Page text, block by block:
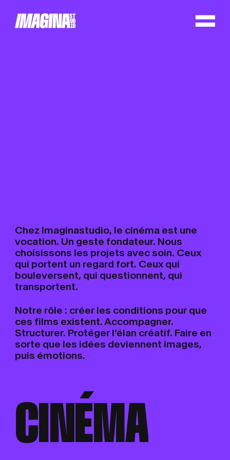
CI
A
Chez Imaginastudio, le cinéma est une
vocation. Un geste fondateur. Nous
choisissons les projets avec soin. Ceux
qui portent un regard fort. Ceux qui
bouleversent, qui questionnent, qui
transportent.
Notre rôle : créer les conditions pour que
ces films existent. Accompagner.
Structurer. Protéger l’élan créatif. Faire en
sorte que les idées deviennent images,
puis émotions.